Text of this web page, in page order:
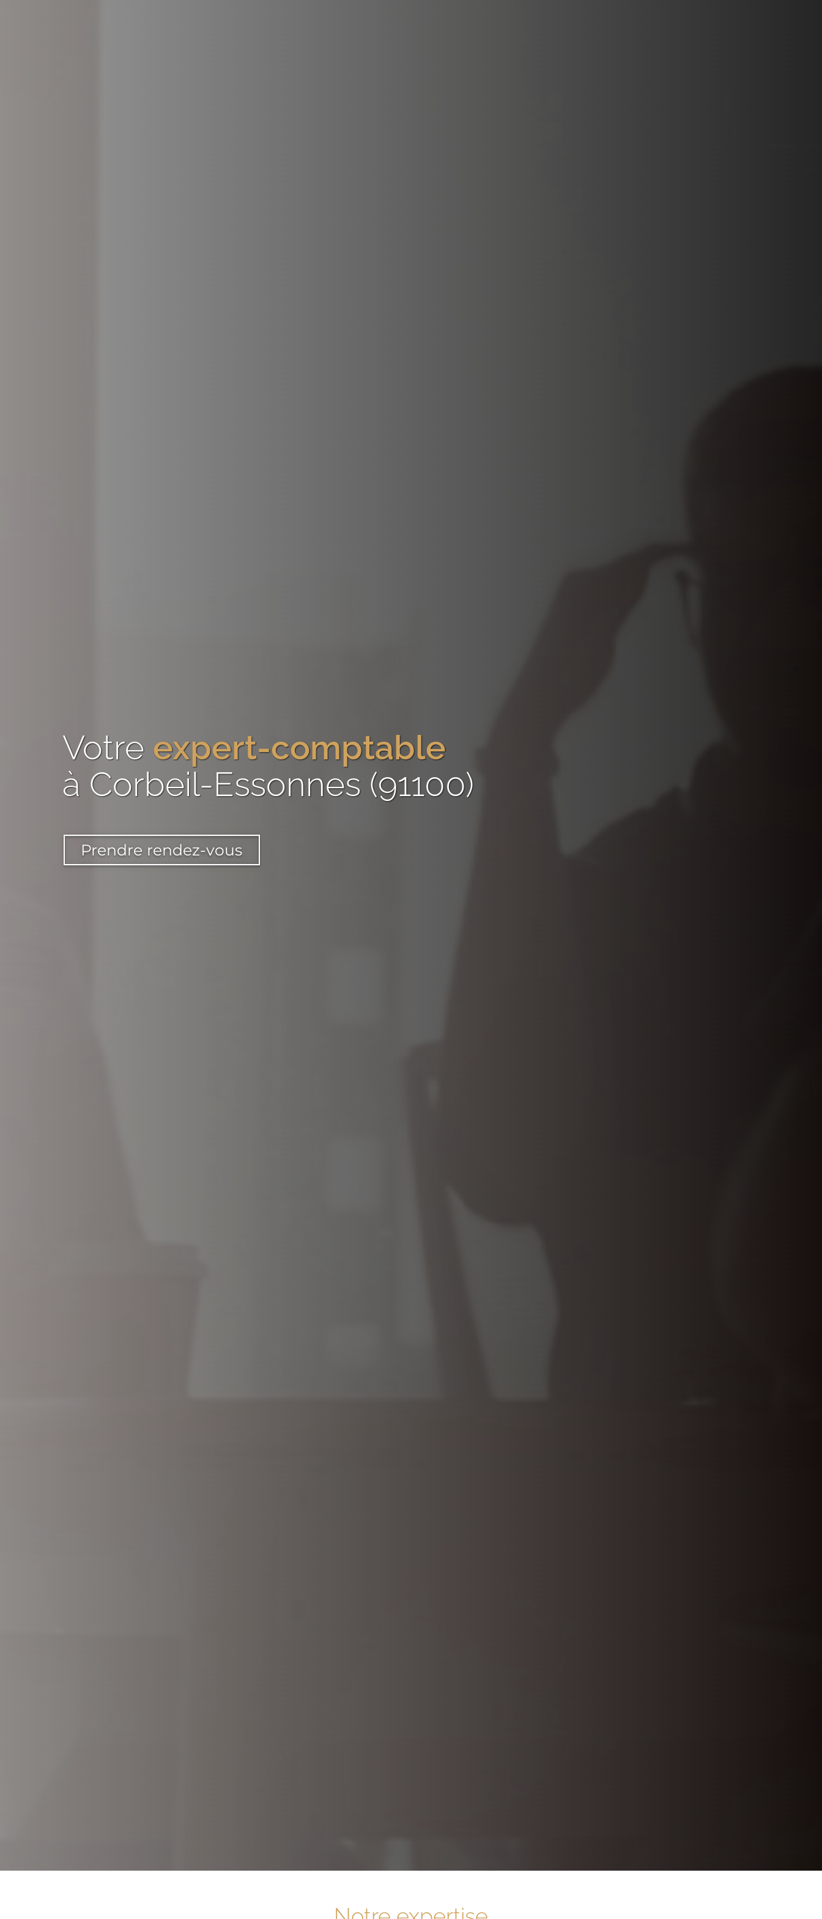
Votre expert-comptable
à Corbeil-Essonnes (91100)
Prendre rendez-vous